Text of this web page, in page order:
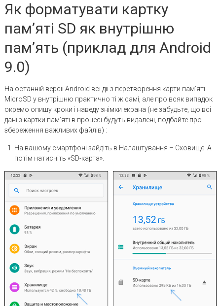
Як форматувати картку
пам’яті SD як внутрішню
пам’ять (приклад для Android
9.0)
На останній версії Android всі дії з перетворення карти пам’яті
MicroSD у внутрішню практично ті ж самі, але про всяк випадок
окремо опишу кроки і наведу знімки екрана (не забудьте, що всі
дані з картки пам’яті в процесі будуть видалені, подбайте про
збереження важливих файлів) :
На вашому смартфоні зайдіть в Налаштування – Сховище. А
потім натисніть «SD-карта».